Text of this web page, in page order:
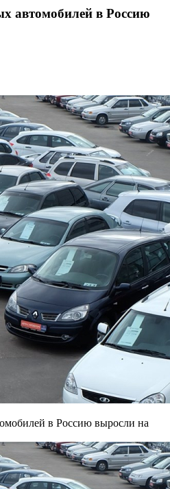
автомобилей в Россию
в Россию выросли на